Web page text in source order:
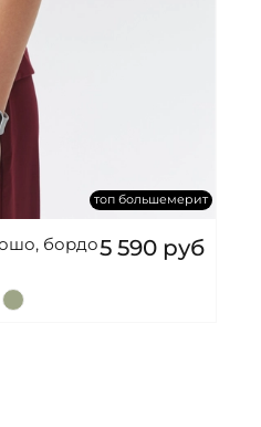
топ большемерит
бордо5 590 руб